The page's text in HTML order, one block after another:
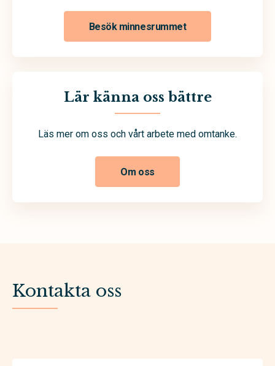
Besök minnesrummet
Lär känna oss bättre
Läs mer om oss och vårt arbete med omtanke.
Om oss
Kontakta oss